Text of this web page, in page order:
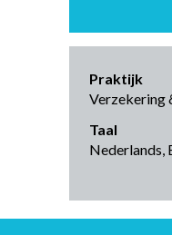
Praktijk
Verzekering
Taal
Nederlands,